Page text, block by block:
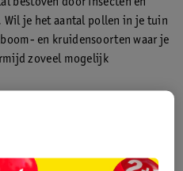
je het aantal pollen in je tuin
en kruidensoorten waar je
zoveel mogelijk